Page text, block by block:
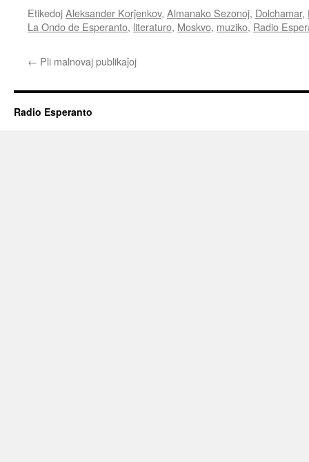
EtikedojAleksander Korĵenkov, Almanako Sezonoj, Dolchamar,
La Ondo de Esperanto, literaturo, Moskvo, muziko, Radio
← Pli malnovaj publikaĵoj
Radio Esperanto